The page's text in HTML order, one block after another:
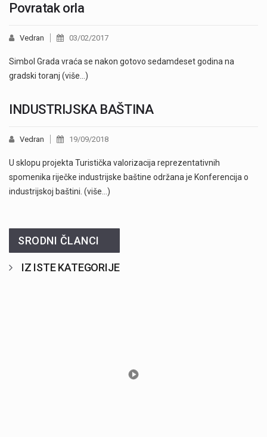
Povratak orla
Vedran 03/02/2017
Simbol Grada vraća se nakon gotovo sedamdeset godina na
gradski toranj (više…)
INDUSTRIJSKA BAŠTINA
Vedran 19/09/2018
U sklopu projekta Turistička valorizacija reprezentativnih
spomenika riječke industrijske baštine održana je Konferencija o
industrijskoj baštini. (više…)
SRODNI ČLANCI
IZ ISTE KATEGORIJE